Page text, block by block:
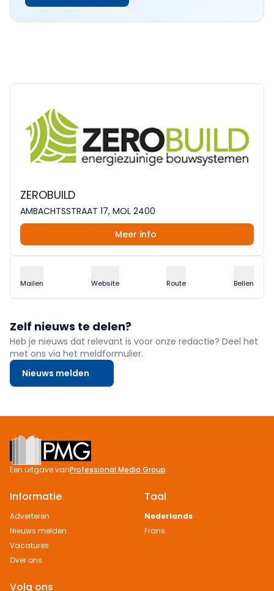
ZEROBUILD
AMBACHTSSTRAAT 17, MOL 2400
Meer info
Mailen Website Route Bellen
Zelf nieuws te delen?
Heb je nieuws dat relevant is voor onze redactie? Deel het
met ons via het meldformulier.
Nieuws melden
Footer
Een uitgave vanProfessional Media Group
Informatie
Adverteren
Nieuws melden
Vacatures
Over ons
Taal
Nederlands
Frans
Volg ons